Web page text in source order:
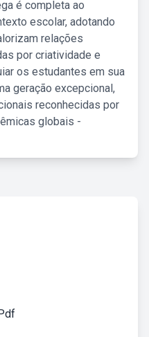
é completa ao
escolar, adotando
relações
por criatividade e
os estudantes em sua
geração excepcional,
reconhecidas por
globais -